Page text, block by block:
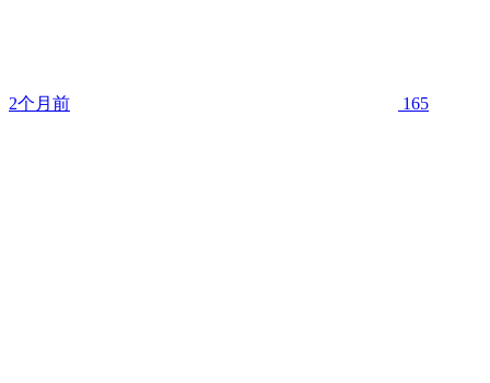
2个月前 165